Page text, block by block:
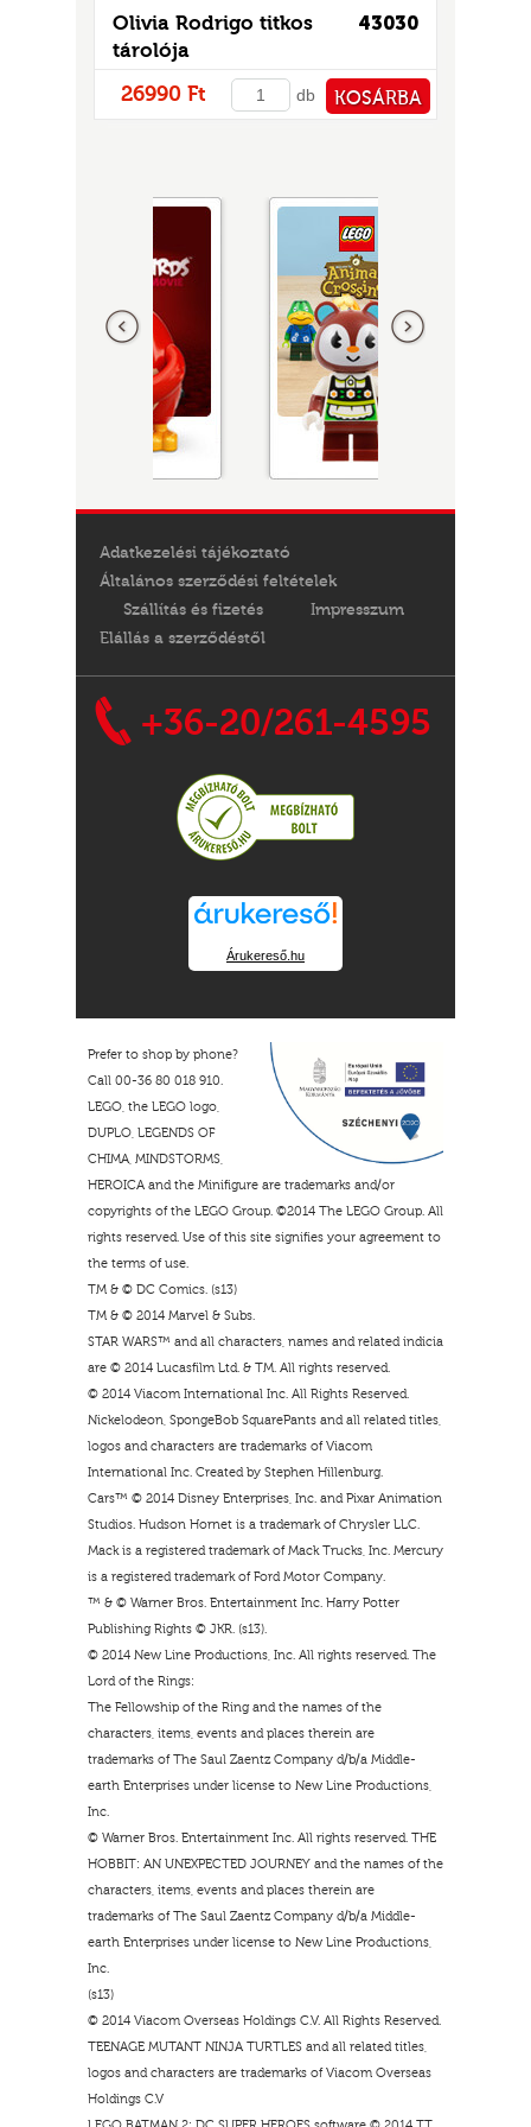
43030
Olivia Rodrigo titkos
tárolója
26990 Ft db KOSÁRBA
Adatkezelési tájékoztató
Általános szerződési feltételek
Szállítás és fizetés
Impresszum
Elállás a szerződéstől
+36-20/261-4595
Árukereső.hu
Prefer to shop by phone?
Call 00-36 80 018 910.
LEGO, the LEGO logo,
DUPLO, LEGENDS OF
CHIMA, MINDSTORMS,
HEROICA and the Minifigure are trademarks and/or
copyrights of the LEGO Group. ©2014 The LEGO Group. All
rights reserved. Use of this site signifies your agreement to
the terms of use.
TM & © DC Comics. (s13)
TM & © 2014 Marvel & Subs.
STAR WARS™ and all characters, names and related indicia
are © 2014 Lucasfilm Ltd. & TM. All rights reserved.
© 2014 Viacom International Inc. All Rights Reserved.
Nickelodeon, SpongeBob SquarePants and all related titles,
logos and characters are trademarks of Viacom
International Inc. Created by Stephen Hillenburg.
Cars™ © 2014 Disney Enterprises, Inc. and Pixar Animation
Studios. Hudson Hornet is a trademark of Chrysler LLC.
Mack is a registered trademark of Mack Trucks, Inc. Mercury
is a registered trademark of Ford Motor Company.
™ & © Warner Bros. Entertainment Inc. Harry Potter
Publishing Rights © JKR. (s13).
© 2014 New Line Productions, Inc. All rights reserved. The
Lord of the Rings:
The Fellowship of the Ring and the names of the
characters, items, events and places therein are
trademarks of The Saul Zaentz Company d/b/a Middle-
earth Enterprises under license to New Line Productions,
Inc.
© Warner Bros. Entertainment Inc. All rights reserved. THE
HOBBIT: AN UNEXPECTED JOURNEY and the names of the
characters, items, events and places therein are
trademarks of The Saul Zaentz Company d/b/a Middle-
earth Enterprises under license to New Line Productions,
Inc.
(s13)
© 2014 Viacom Overseas Holdings C.V. All Rights Reserved.
TEENAGE MUTANT NINJA TURTLES and all related titles,
logos and characters are trademarks of Viacom Overseas
Holdings C.V